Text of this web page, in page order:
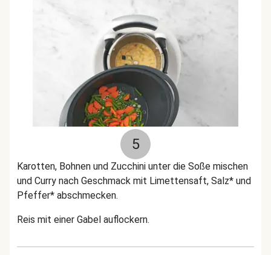
5
Karotten, Bohnen und Zucchini unter die Soße mischen
und Curry nach Geschmack mit Limettensaft, Salz* und
Pfeffer* abschmecken.
Reis mit einer Gabel auflockern.